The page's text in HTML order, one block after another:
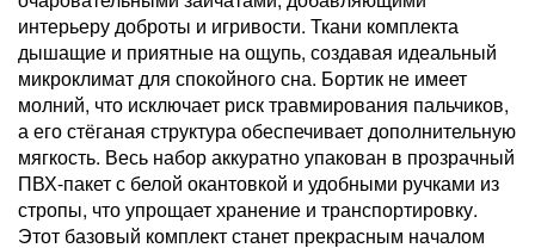
интерьеру доброты и игривости. Ткани комплекта
дышащие и приятные на ощупь, создавая идеальный
микроклимат для спокойного сна. Бортик не имеет
молний, что исключает риск травмирования пальчиков,
а его стёганая структура обеспечивает дополнительную
мягкость. Весь набор аккуратно упакован в прозрачный
ПВХ-пакет с белой окантовкой и удобными ручками из
стропы, что упрощает хранение и транспортировку.
Этот базовый комплект станет прекрасным началом